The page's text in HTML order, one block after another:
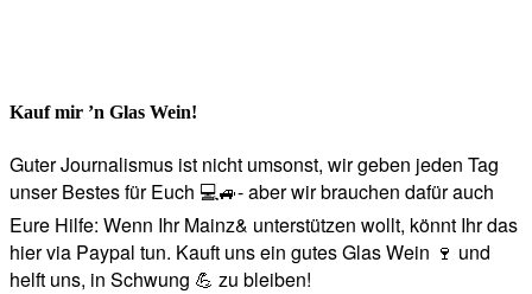
Kauf mir ’n Glas Wein!
Guter Journalismus ist nicht umsonst, wir geben jeden Tag
unser Bestes für Euch 💻🚙- aber wir brauchen dafür auch
Eure Hilfe: Wenn Ihr Mainz& unterstützen wollt, könnt Ihr das
hier via Paypal tun. Kauft uns ein gutes Glas Wein 🍷 und
helft uns, in Schwung 💪 zu bleiben!